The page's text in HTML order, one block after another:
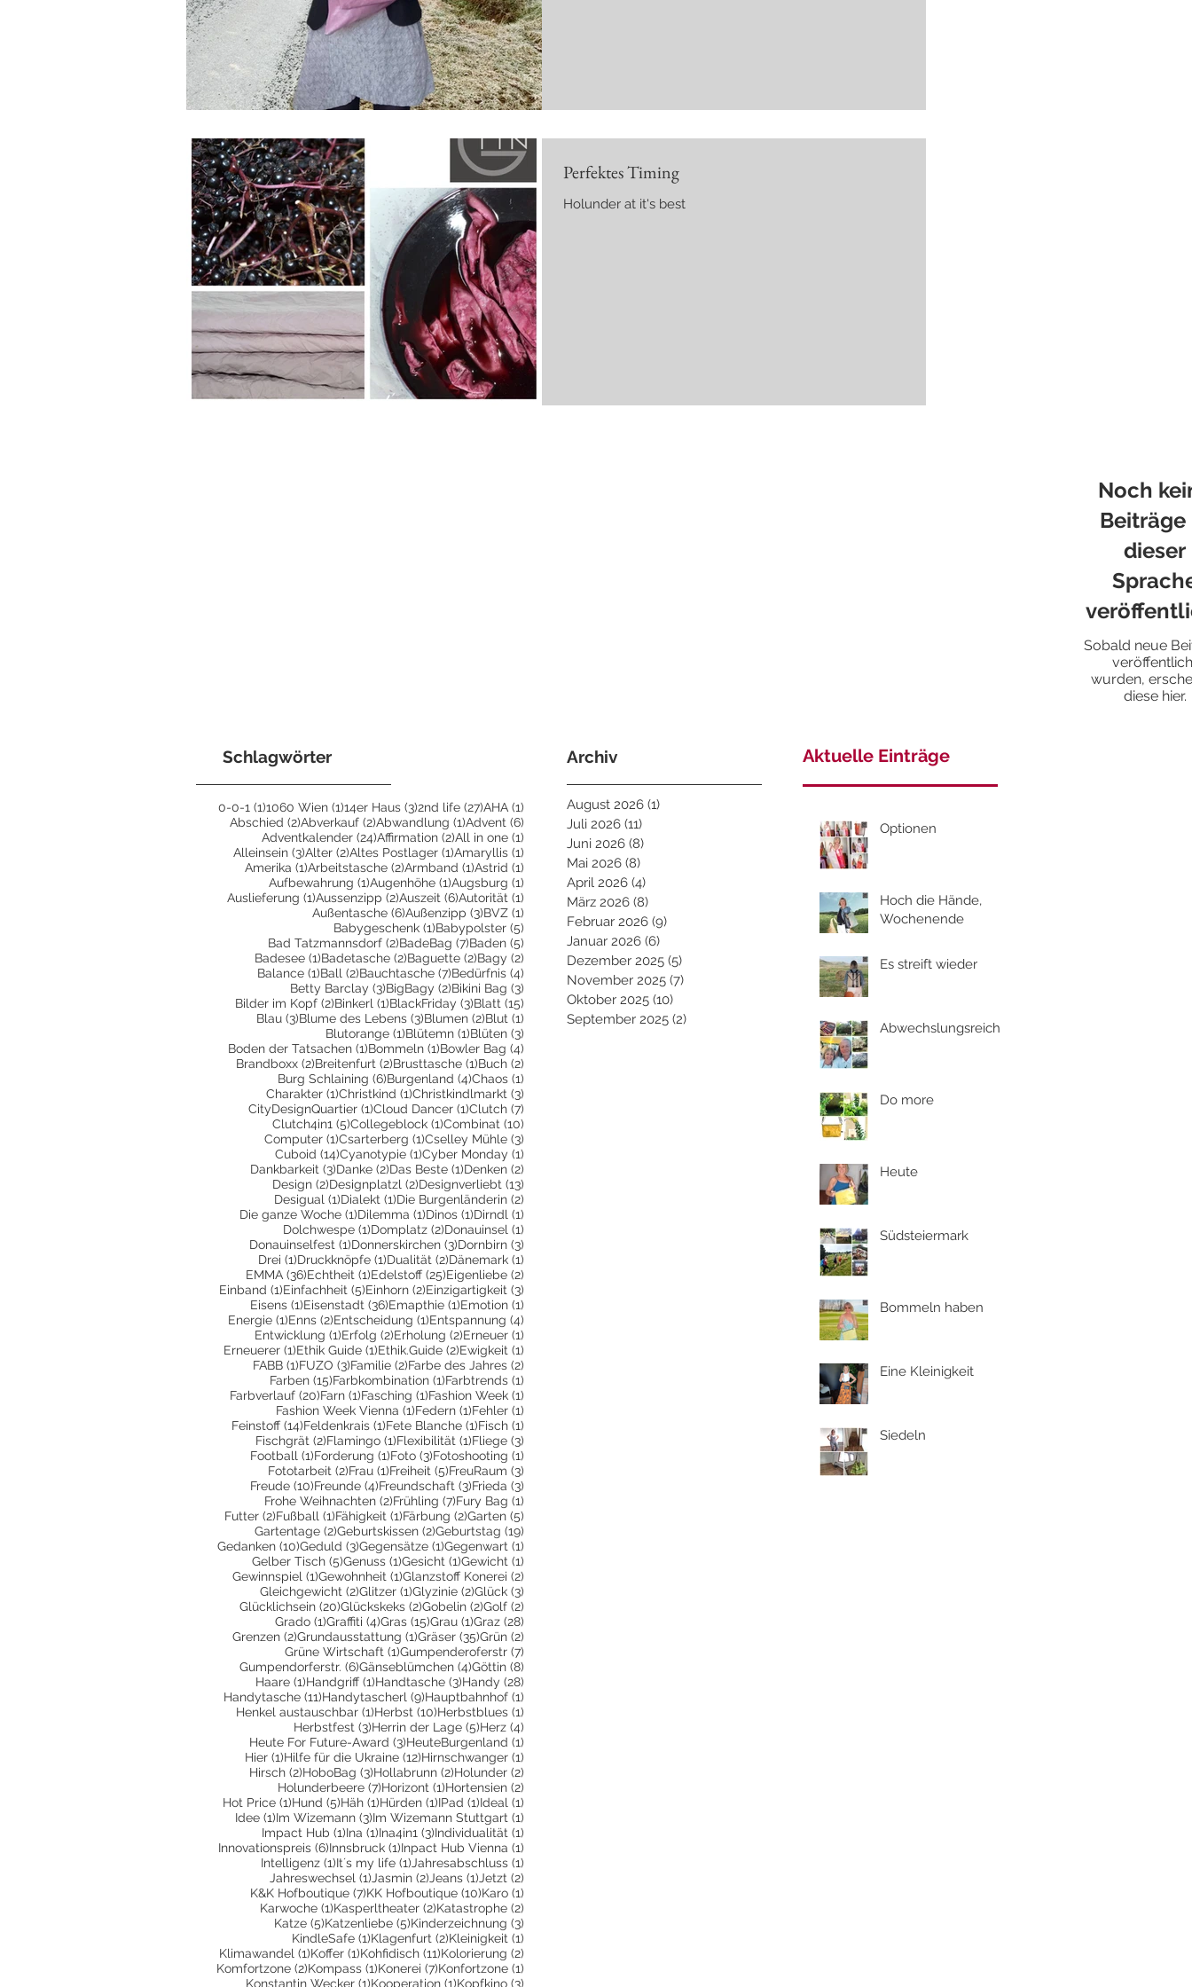
Perfektes Timing
Holunder at it's best
Schlagwörter
0-0-1 (1)1 Beitrag
1060 Wien (1)1 Beitrag
14er Haus (3)3 Beiträge
2nd life (27)27 Beiträge
AHA (1) 1 Beitrag
Abschied (2)2 Beiträge
Abverkauf (2)2 Beiträge
Abwandlung (1)1 Beitrag
Advent (6) 6 Beiträge
Adventkalender (24)24 Beiträge
Affirmation (2)2 Beiträge
All in one (1) 1 Beitrag
Alleinsein (3)3 Beiträge
Alter (2)2 Beiträge
Altes Postlager (1)1 Beitrag
Amaryllis (1) 1 Beitrag
Amerika (1)1 Beitrag
Arbeitstasche (2)2 Beiträge
Armband (1)1 Beitrag
Astrid (1) 1 Beitrag
Aufbewahrung (1)1 Beitrag
Augenhöhe (1)1 Beitrag
Augsburg (1) 1 Beitrag
Auslieferung (1)1 Beitrag
Aussenzipp (2)2 Beiträge
Auszeit (6)6 Beiträge
Autorität (1) 1 Beitrag
Außentasche (6)6 Beiträge
Außenzipp (3)3 Beiträge
BVZ (1)
Babygeschenk (1)1 Beitrag
Babypolster (5) 5 Beiträge
Bad Tatzmannsdorf (2)2 Beiträge
BadeBag (7)7 Beiträge
Baden (5) 5 Beiträge
Badesee (1)1 Beitrag
Badetasche (2)2 Beiträge
Baguette (2)2 Beiträge
Bagy (2) 2 Beiträge
Balance (1)1 Beitrag
Ball (2)2 Beiträge
Bauchtasche (7)7 Beiträge
Bedürfnis (4) 4 Beiträge
Betty Barclay (3)3 Beiträge
BigBagy (2)2 Beiträge
Bikini Bag (3) 3 Beiträge
Bilder im Kopf (2)2 Beiträge
Binkerl (1)1 Beitrag
BlackFriday (3)3 Beiträge
Blatt (15) 15 Beiträge
Blau (3)3 Beiträge
Blume des Lebens (3)3 Beiträge
Blumen (2)2 Beiträge
Blut (1) 1 Beitrag
Blutorange (1)1 Beitrag
Blütemn (1)1 Beitrag
Blüten (3)
Boden der Tatsachen (1)1 Beitrag
Bommeln (1)1 Beitrag
Bowler Bag (4)
Brandboxx (2)2 Beiträge
Breitenfurt (2)2 Beiträge
Brusttasche (1)1 Beitrag
Buch (2)
Burg Schlaining (6)6 Beiträge
Burgenland (4)4 Beiträge
Chaos (1)
Charakter (1)1 Beitrag
Christkind (1)1 Beitrag
Christkindlmarkt (3)
CityDesignQuartier (1)1 Beitrag
Cloud Dancer (1)1 Beitrag
Clutch (7)
Clutch4in1 (5)5 Beiträge
Collegeblock (1)1 Beitrag
Combinat (10)
Computer (1)1 Beitrag
Csarterberg (1)1 Beitrag
Cselley Mühle (3)
Cuboid (14)14 Beiträge
Cyanotypie (1)1 Beitrag
Cyber Monday (1)
Dankbarkeit (3)3 Beiträge
Danke (2)2 Beiträge
Das Beste (1)1 Beitrag
Denken (2)
Design (2)2 Beiträge
Designplatzl (2)2 Beiträge
Designverliebt (13)
Desigual (1)1 Beitrag
Dialekt (1)1 Beitrag
Die Burgenländerin (2)
Die ganze Woche (1)1 Beitrag
Dilemma (1)1 Beitrag
Dinos (1)1 Beitrag
Dirndl (1)
Dolchwespe (1)1 Beitrag
Domplatz (2)2 Beiträge
Donauinsel (1)
Donauinselfest (1)1 Beitrag
Donnerskirchen (3)3 Beiträge
Dornbirn (3)
Drei (1)1 Beitrag
Druckknöpfe (1)1 Beitrag
Dualität (2)2 Beiträge
Dänemark (1)
EMMA (36)36 Beiträge
Echtheit (1)1 Beitrag
Edelstoff (25)25 Beiträge
Eigenliebe (2)
Einband (1)1 Beitrag
Einfachheit (5)5 Beiträge
Einhorn (2)2 Beiträge
Einzigartigkeit (3)
Eisens (1)1 Beitrag
Eisenstadt (36)36 Beiträge
Emapthie (1)1 Beitrag
Emotion (1)
Energie (1)1 Beitrag
Enns (2)2 Beiträge
Entscheidung (1)1 Beitrag
Entspannung (4)
Entwicklung (1)1 Beitrag
Erfolg (2)2 Beiträge
Erholung (2)2 Beiträge
Erneuer (1)
Erneuerer (1)1 Beitrag
Ethik Guide (1)1 Beitrag
Ethik.Guide (2)2 Beiträge
Ewigkeit (1)
FABB (1)1 Beitrag
FUZO (3)3 Beiträge
Familie (2)2 Beiträge
Farbe des Jahres (2)
Farben (15)15 Beiträge
Farbkombination (1)1 Beitrag
Farbtrends (1)
Farbverlauf (20)20 Beiträge
Farn (1)1 Beitrag
Fasching (1)1 Beitrag
Fashion Week (1)
Fashion Week Vienna (1)1 Beitrag
Federn (1)1 Beitrag
Fehler (1)
Feinstoff (14)14 Beiträge
Feldenkrais (1)1 Beitrag
Fete Blanche (1)1 Beitrag
Fisch (1)
Fischgrät (2)2 Beiträge
Flamingo (1)1 Beitrag
Flexibilität (1)1 Beitrag
Fliege (3)
Football (1)1 Beitrag
Forderung (1)1 Beitrag
Foto (3)3 Beiträge
Fotoshooting (1)
Fototarbeit (2)2 Beiträge
Frau (1)1 Beitrag
Freiheit (5)5 Beiträge
FreuRaum (3)
Freude (10)10 Beiträge
Freunde (4)4 Beiträge
Freundschaft (3)3 Beiträge
Frieda (3)
Frohe Weihnachten (2)2 Beiträge
Frühling (7)7 Beiträge
Fury Bag (1)
Futter (2)2 Beiträge
Fußball (1)1 Beitrag
Fähigkeit (1)1 Beitrag
Färbung (2)2 Beiträge
Garten (5)
Gartentage (2)2 Beiträge
Geburtskissen (2)2 Beiträge
Geburtstag (19)
Gedanken (10)10 Beiträge
Geduld (3)3 Beiträge
Gegensätze (1)1 Beitrag
Gegenwart (1)
Gelber Tisch (5)5 Beiträge
Genuss (1)1 Beitrag
Gesicht (1)1 Beitrag
Gewicht (1)
Gewinnspiel (1)1 Beitrag
Gewohnheit (1)1 Beitrag
Glanzstoff Konerei (2)
Gleichgewicht (2)2 Beiträge
Glitzer (1)1 Beitrag
Glyzinie (2)2 Beiträge
Glück (3)
Glücklichsein (20)20 Beiträge
Glückskeks (2)2 Beiträge
Gobelin (2)2 Beiträge
Golf (2)
Grado (1)1 Beitrag
Graffiti (4)4 Beiträge
Gras (15)15 Beiträge
Grau (1)1 Beitrag
Graz (28)
Grenzen (2)2 Beiträge
Grundausstattung (1)1 Beitrag
Gräser (35)35 Beiträge
Grün (2)
Grüne Wirtschaft (1)1 Beitrag
Gumpenderoferstr (7)
Gumpendorferstr. (6)6 Beiträge
Gänseblümchen (4)4 Beiträge
Göttin (8)
Haare (1)1 Beitrag
Handgriff (1)1 Beitrag
Handtasche (3)3 Beiträge
Handy (28)
Handytasche (11)11 Beiträge
Handytascherl (9)9 Beiträge
Hauptbahnhof (1)
Henkel austauschbar (1)1 Beitrag
Herbst (10)10 Beiträge
Herbstblues (1)
Herbstfest (3)3 Beiträge
Herrin der Lage (5)5 Beiträge
Herz (4)
Heute For Future-Award (3)3 Beiträge
HeuteBurgenland (1)
Hier (1)1 Beitrag
Hilfe für die Ukraine (12)12 Beiträge
Hirnschwanger (1)
Hirsch (2)2 Beiträge
HoboBag (3)3 Beiträge
Hollabrunn (2)2 Beiträge
Holunder (2)
Holunderbeere (7)7 Beiträge
Horizont (1)1 Beitrag
Hortensien (2)
Hot Price (1)1 Beitrag
Hund (5)5 Beiträge
Häh (1)1 Beitrag
Hürden (1)1 Beitrag
IPad (1)1 Beitrag
Ideal (1)
Idee (1)1 Beitrag
Im Wizemann (3)3 Beiträge
Im Wizemann Stuttgart (1)
Impact Hub (1)1 Beitrag
Ina (1)1 Beitrag
Ina4in1 (3)3 Beiträge
Individualität (1)
Innovationspreis (6)6 Beiträge
Innsbruck (1)1 Beitrag
Inpact Hub Vienna (1)
Intelligenz (1)1 Beitrag
It´s my life (1) 1 Beitrag
Jahresabschluss (1)
Jahreswechsel (1) 1 Beitrag
Jasmin (2) 2 Beiträge
Jeans (1) 1 Beitrag
Jetzt (2)
K&K Hofboutique (7)7 Beiträge
KK Hofboutique (10)10 Beiträge
Karo (1)
Karwoche (1)1 Beitrag
Kasperltheater (2)2 Beiträge
Katastrophe (2)
Katze (5)5 Beiträge
Katzenliebe (5)5 Beiträge
Kinderzeichnung (3)
KindleSafe (1)1 Beitrag
Klagenfurt (2)2 Beiträge
Kleinigkeit (1)
Klimawandel (1)1 Beitrag
Koffer (1)1 Beitrag
Kohfidisch (11)11 Beiträge
Kolorierung (2)
Komfortzone (2)2 Beiträge
Kompass (1)1 Beitrag
Konerei (7)7 Beiträge
Konfortzone (1)
Konstantin Wecker (1)1 Beitrag
Kooperation (1)1 Beitrag
Kopfkino (3)
Archiv
August 2026 (1)
Juli 2026 (11)
Juni 2026 (8)
Mai 2026 (8)
April 2026 (4)
März 2026 (8)
Februar 2026 (9)
Januar 2026 (6)
Dezember 2025 (5)
November 2025 (7)
Oktober 2025 (10)
September 2025 (2)
Aktuelle Einträge
Optionen
Hoch die Hände,
Wochenende
Es streift wieder
Abwechslungsreich
Do more
Heute
Südsteiermark
Bommeln haben
Eine Kleinigkeit
Siedeln
Noch
Beiträge
dieser
Sobald neue
wurden,
diese hier.